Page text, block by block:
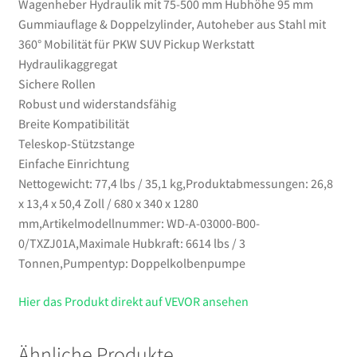
360°
Mobilität
für
PKW
SUV
Pickup
Werkstatt
Menge
Wagenheber Hydraulik mit 75-500 mm Hubhöhe 95 mm
Gummiauflage & Doppelzylinder, Autoheber aus Stahl mit
360° Mobilität für PKW SUV Pickup Werkstatt
Hydraulikaggregat
Sichere Rollen
Robust und widerstandsfähig
Breite Kompatibilität
Teleskop-Stützstange
Einfache Einrichtung
Nettogewicht: 77,4 lbs / 35,1 kg,Produktabmessungen: 26,8
x 13,4 x 50,4 Zoll / 680 x 340 x 1280
mm,Artikelmodellnummer: WD-A-03000-B00-
0/TXZJ01A,Maximale Hubkraft: 6614 lbs / 3
Tonnen,Pumpentyp: Doppelkolbenpumpe
Hier das Produkt direkt auf VEVOR ansehen